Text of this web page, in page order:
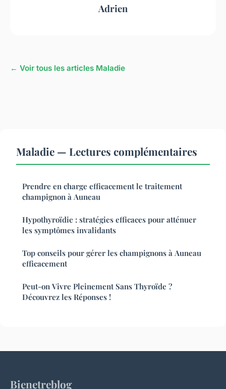
Adrien
← Voir tous les articles Maladie
Maladie — Lectures complémentaires
Prendre en charge efficacement le traitement
champignon à Auneau
Hypothyroïdie : stratégies efficaces pour atténuer
les symptômes invalidants
Top conseils pour gérer les champignons à Auneau
efficacement
Peut-on Vivre Pleinement Sans Thyroïde ?
Découvrez les Réponses !
Bienetreblog